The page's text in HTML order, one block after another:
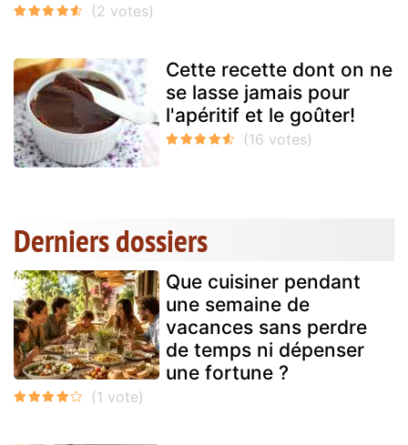
Cette recette dont on ne
se lasse jamais pour
l'apéritif et le goûter!
Derniers dossiers
Que cuisiner pendant
une semaine de
vacances sans perdre
de temps ni dépenser
une fortune ?